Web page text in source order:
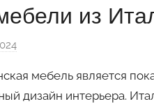
из
а
т
о
мебель является
дизайн интерьера.